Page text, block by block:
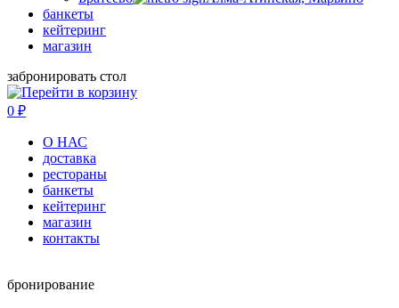
банкеты
кейтеринг
магазин
забронировать стол
0 ₽
О НАС
доставка
рестораны
банкеты
кейтеринг
магазин
контакты
бронирование